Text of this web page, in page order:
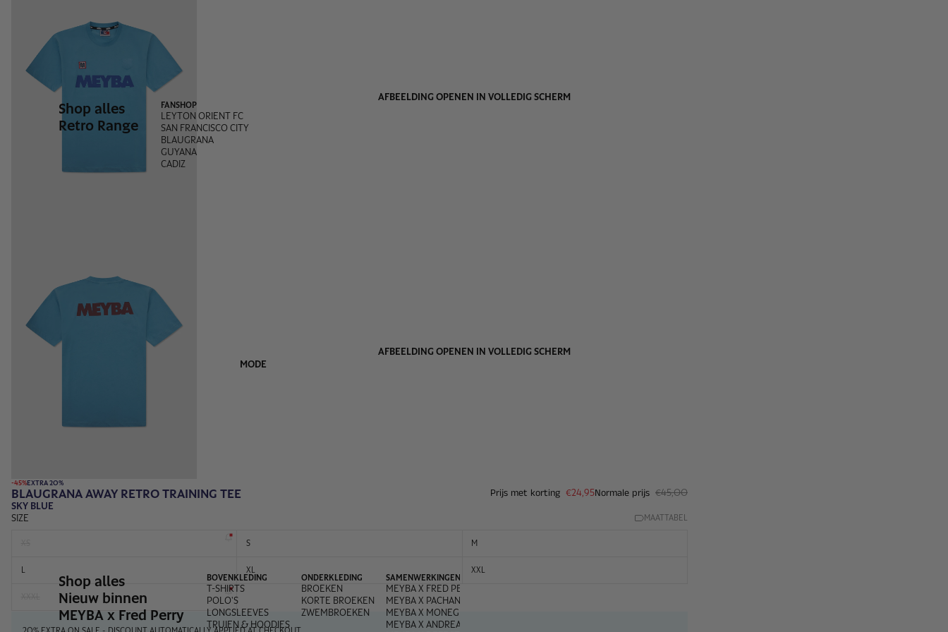
Shop alles
Retro Range
FANSHOP
LEYTON ORIENT FC
SAN FRANCISCO CITY
BLAUGRANA
GUYANA
CADIZ
MODE
Shop alles
Nieuw binnen
MEYBA x Fred Perry
BOVENKLEDING
T-SHIRTS
POLO'S
LONGSLEEVES
TRUIEN & HOODIES
ONDERKLEDING
BROEKEN
KORTE BROEKEN
ZWEMBROEKEN
SAMENWERKINGEN
MEYBA X FRED PERRY
MEYBA X PACHANGA
MEYBA X MONEGROS
MEYBA X ANDREA OLIVA
AFBEELDING OPENEN IN VOLLEDIG SCHERM
AFBEELDING OPENEN IN VOLLEDIG SCHERM
-45%EXTRA 20%
BLAUGRANA AWAY RETRO TRAINING TEE Prijs met korting €24,95Normale prijs €45,00
SKY BLUE
SIZE
MAATTABEL
S M
L XL XXL